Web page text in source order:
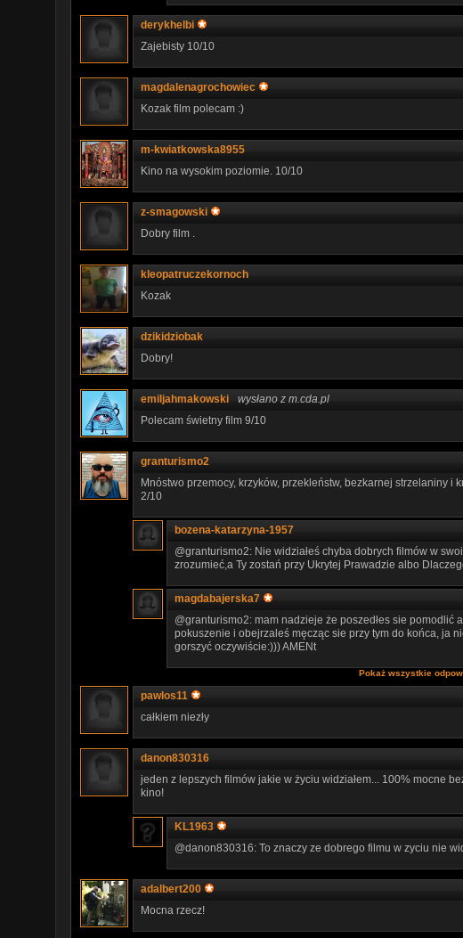
derykhelbi
Zajebisty 10/10
magdalenagrochowiec
Kozak film polecam :)
m-kwiatkowska8955
Kino na wysokim poziomie. 10/10
z-smagowski
Dobry film .
kleopatruczekornoch
Kozak
dzikidziobak
Dobry!
emiljahmakowski wysłano z m.cda.pl
Polecam świetny film 9/10
granturismo2
Mnóstwo przemocy, krzyków, przekleństw, bezkarnej strzelaniny i
2/10
bozena-katarzyna-1957
@granturismo2: Nie widziałeś chyba dobrych filmów w
zrozumieć,a Ty zostań przy Ukrytej Prawadzie albo
magdabajerska7
@granturismo2: mam nadzieje że poszedłes sie
pokuszenie i obejrzaleś męcząc sie przy tym do końca, ja
gorszyć oczywiście:))) AMENt
Pokaż wszystkie
pawlos11
całkiem niezły
danon830316
jeden z lepszych filmów jakie w życiu widziałem... 100% mocne
kino!
KL1963
@danon830316: To znaczy ze dobrego filmu w zyciu nie
adalbert200
Mocna rzecz!